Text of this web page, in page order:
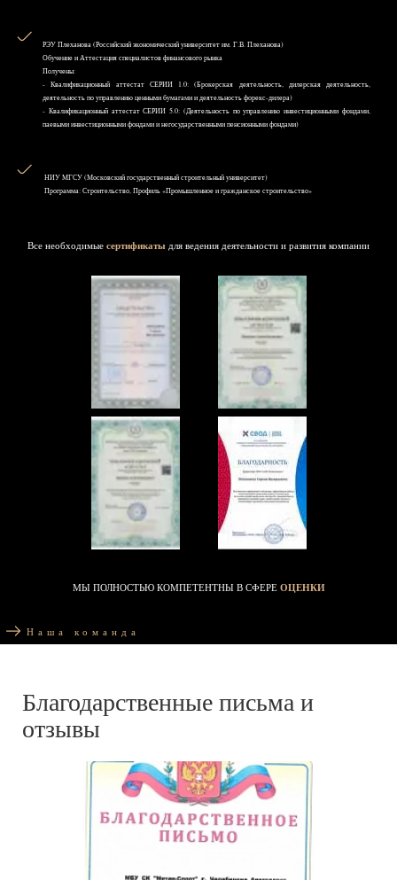
РЭУ Плеханова (Российский экономический университет им. Г.В. Плеханова)
Обучение и Аттестация специалистов финансового рынка
Получены:
- Квалификационный аттестат СЕРИИ 1.0: (Брокерская деятельность, дилерская деятельность,
деятельность по управлению ценными бумагами и деятельность форекс-дилера)
- Квалификационный аттестат СЕРИИ 5.0: (Деятельность по управлению инвестиционными фондами,
паевыми инвестиционными фондами и негосударственными пенсионными фондами)
НИУ MГСУ (Московский государственный строительный университет)
Программа: Строительство, Профиль «Промышленное и гражданское строительство»
Все необходимые сертификаты для ведения деятельности и развития компании
МЫ ПОЛНОСТЬЮ КОМПЕТЕНТНЫ В СФЕРЕ ОЦЕНКИ
Наша команда
Благодарственные письма и
отзывы